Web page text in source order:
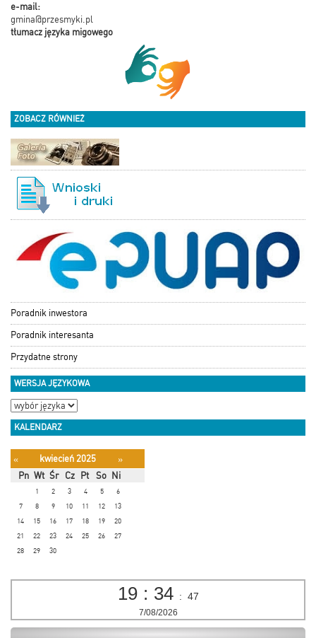
e-mail:
gmina@przesmyki.pl
tłumacz języka migowego
ZOBACZ RÓWNIEŻ
Poradnik inwestora
Poradnik interesanta
Przydatne strony
WERSJA JĘZYKOWA
KALENDARZ
« kwiecień 2025
»
Pn Wt Śr Cz Pt So Ni
1 2 3 4 5
6
7
8 9 10 11 12
13
14
15 16 17 18 19
20
21
22 23 24 25 26
27
28
29 30
19 : 34 : 48
7/08/2026